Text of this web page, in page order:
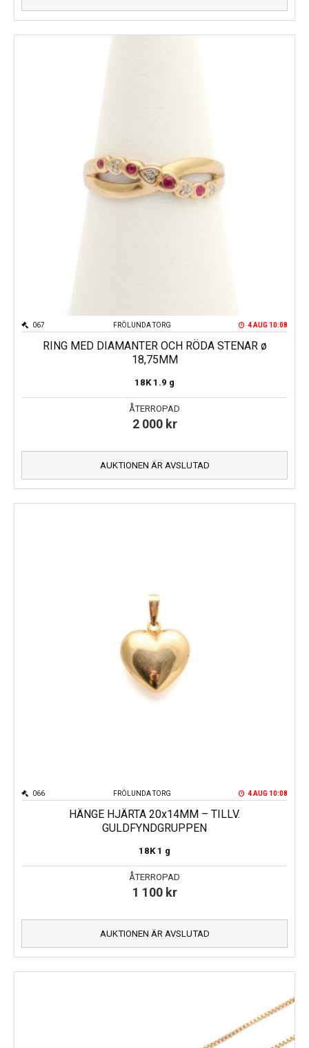
FRÖLUNDA TORG
067 4 AUG 10:08
RING MED DIAMANTER OCH RÖDA STENAR ø
18,75MM
18K 1.9 g
ÅTERROPAD
2 000 kr
AUKTIONEN ÄR AVSLUTAD
FRÖLUNDA TORG
066 4 AUG 10:08
HÄNGE HJÄRTA 20x14MM – TILLV.
GULDFYNDGRUPPEN
18K 1 g
ÅTERROPAD
1 100 kr
AUKTIONEN ÄR AVSLUTAD